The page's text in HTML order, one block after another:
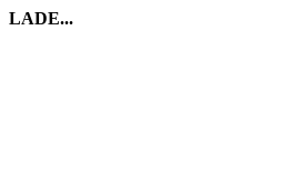
LADE...